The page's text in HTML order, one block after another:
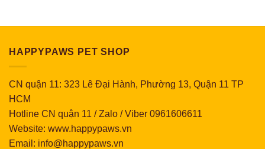
HAPPYPAWS PET SHOP
CN quận 11: 323 Lê Đại Hành, Phường 13, Quận 11 TP
HCM
Hotline CN quận 11 / Zalo / Viber 0961606611
Website: www.happypaws.vn
Email: info@happypaws.vn